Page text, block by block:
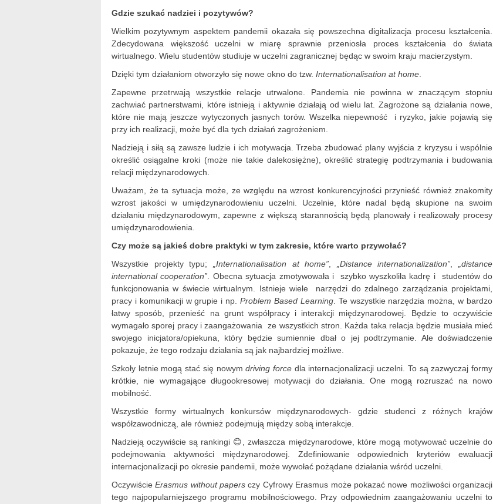
Gdzie szukać nadziei i pozytywów?
Wielkim pozytywnym aspektem pandemii okazała się powszechna digitalizacja procesu kształcenia.
Zdecydowana większość uczelni w miarę sprawnie przeniosła proces kształcenia do świata
wirtualnego. Wielu studentów studiuje w uczelni zagranicznej będąc w swoim kraju macierzystym.
Dzięki tym działaniom otworzyło się nowe okno do tzw. Internationalisation at home
Zapewne przetrwają wszystkie relacje utrwalone. Pandemia nie powinna w znaczącym stopniu
zachwiać partnerstwami, które istnieją i aktywnie działają od wielu lat. Zagrożone są działania nowe,
które nie mają jeszcze wytyczonych jasnych torów. Wszelka niepewność i ryzyko, jakie pojawią się
przy ich realizacji, może być dla tych działań zagrożeniem.
Nadzieją i siłą są zawsze ludzie i ich motywacja. Trzeba zbudować plany wyjścia z kryzysu i wspólnie
określić osiągalne kroki (może nie takie dalekosiężne), określić strategię podtrzymania i budowania
relacji międzynarodowych.
Uważam, że ta sytuacja może, ze względu na wzrost konkurencyjności przynieść również znakomity
wzrost jakości w umiędzynarodowieniu uczelni. Uczelnie, które nadal będą skupione na swoim
działaniu międzynarodowym, zapewne z większą starannością będą planowały i realizowały procesy
umiędzynarodowienia.
Czy może są jakieś dobre praktyki w tym zakresie, które warto przywołać?
Wszystkie projekty typu;
„Internationalisation at home” „Distance internationalization”
„distance
international cooperation” . Obecna sytuacja zmotywowała i szybko wyszkoliła kadrę i studentów do
funkcjonowania w świecie wirtualnym. Istnieje wiele narzędzi do zdalnego zarządzania projektami,
pracy i komunikacji w grupie i np.Problem Based Learning. Te wszystkie narzędzia można, w bardzo
łatwy sposób, przenieść na grunt współpracy i interakcji międzynarodowej. Będzie to oczywiście
wymagało sporej pracy i zaangażowania ze wszystkich stron. Każda taka relacja będzie musiała mieć
swojego inicjatora/opiekuna, który będzie sumiennie dbał o jej podtrzymanie. Ale doświadczenie
pokazuje, że tego rodzaju działania są jak najbardziej możliwe.
Szkoły letnie mogą stać się nowymdriving force dla internacjonalizacji uczelni. To są zazwyczaj formy
krótkie, nie wymagające długookresowej motywacji do działania. One mogą rozruszać na nowo
mobilność.
Wszystkie formy wirtualnych konkursów międzynarodowych- gdzie studenci z różnych krajów
współzawodniczą, ale również podejmują między sobą interakcje.
Nadzieją oczywiście są rankingi 😊, zwłaszcza międzynarodowe, które mogą motywować uczelnie do
podejmowania aktywności międzynarodowej. Zdefiniowanie odpowiednich kryteriów ewaluacji
internacjonalizacji po okresie pandemii, może wywołać pożądane działania wśród uczelni.
OczywiścieErasmus without papers czy Cyfrowy Erasmus może pokazać nowe możliwości organizacji
tego najpopularniejszego programu mobilnościowego. Przy odpowiednim zaangażowaniu uczelni to